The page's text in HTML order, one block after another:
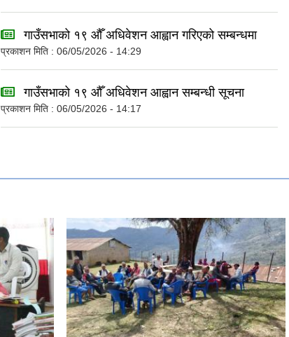
गाउँसभाको १९ औँ अधिवेशन आह्वान गरिएको सम्बन्धमा
प्रकाशन मिति : 06/05/2026 - 14:29
गाउँसभाको १९ औँ अधिवेशन आह्वान सम्बन्धी सूचना
प्रकाशन मिति : 06/05/2026 - 14:17